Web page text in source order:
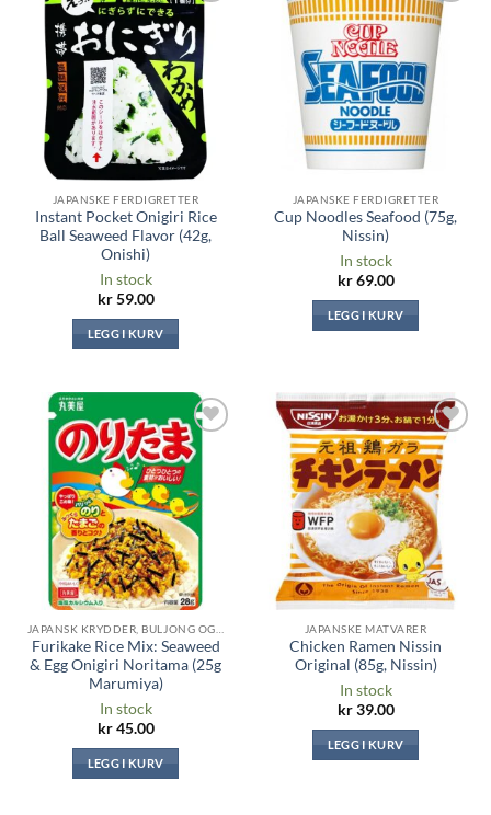
Legg til i
ønskeliste
JAPANSKE FERDIGRETTER
Instant Pocket Onigiri Rice
Ball Seaweed Flavor (42g,
Onishi)
In stock
kr59.00
LEGG I KURV
Legg til i
ønskeliste
JAPANSKE FERDIGRETTER
Cup Noodles Seafood (75g,
Nissin)
In stock
kr69.00
LEGG I KURV
Legg til i
ønskeliste
Furikake Rice Mix: Seaweed
& Egg Onigiri Noritama (25g
Marumiya)
In stock
kr45.00
LEGG I KURV
Legg til i
ønskeliste
JAPANSKE MATVARER
Chicken Ramen Nissin
Original (85g, Nissin)
In stock
kr39.00
LEGG I KURV